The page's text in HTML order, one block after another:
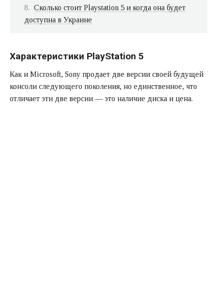
Сколько стоит Playstation 5 и когда она будет
доступна в Украине
Характеристики PlayStation 5
Как и Microsoft, Sony продает две версии своей будущей
консоли следующего поколения, но единственное, что
отличает эти две версии — это наличие диска и цена.